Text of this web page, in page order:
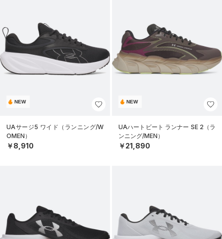
NEW
UAサージ5 ワイド（ランニング/W
OMEN）
￥8,910
NEW
UAハートビート ランナー SE 2（ラ
ンニング/MEN）
￥21,890